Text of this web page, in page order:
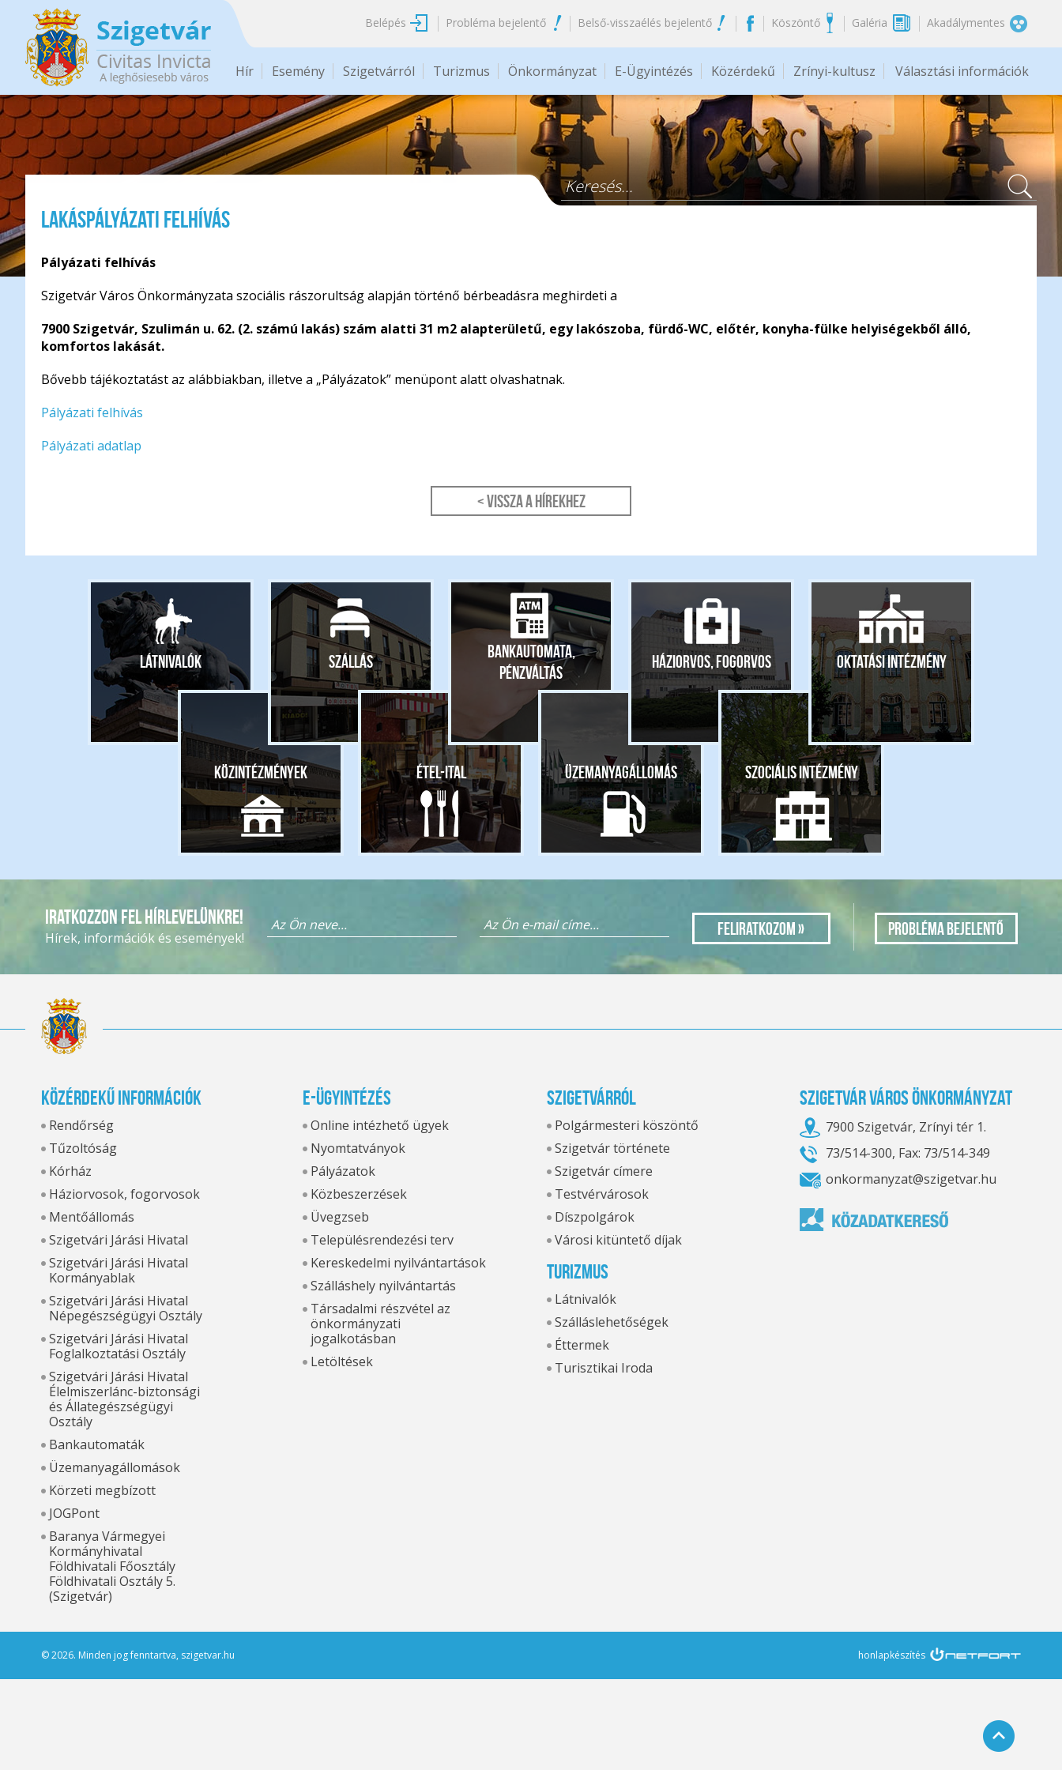
Ugrás a tartalomra
Belépés Probléma bejelentő Belső-visszaélés bejelentő Köszöntő Galéria Akadálymentes
Hír Esemény Szigetvárról Turizmus Önkormányzat E-Ügyintézés Közérdekű Zrínyi-kultusz Választási információk
Keresés űrlap
Lakáspályázati felhívás
Pályázati felhívás
Szigetvár Város Önkormányzata szociális rászorultság alapján történő bérbeadásra meghirdeti a
7900 Szigetvár, Szulimán u. 62. (2. számú lakás) szám alatti 31 m2 alapterületű, egy lakószoba, fürdő-WC, előtér, konyha-fülke helyiségekből álló,
komfortos lakását.
Bővebb tájékoztatást az alábbiakban, illetve a „Pályázatok” menüpont alatt olvashatnak.
Pályázati felhívás
Pályázati adatlap
< Vissza a hírekhez
Látnivalók
Közintézmények
Szállás
Étel-ital
Bankautomata,
pénzváltás
Üzemanyagállomás
Háziorvos, fogorvos
Szociális intézmény
Oktatási intézmény
Iratkozzon fel hírlevelünkre!
Hírek, információk és események! Probléma bejelentő
Közérdekű információk
Rendőrség
Tűzoltóság
Kórház
Háziorvosok, fogorvosok
Mentőállomás
Szigetvári Járási Hivatal
Szigetvári Járási Hivatal
Kormányablak
Szigetvári Járási Hivatal
Népegészségügyi Osztály
Szigetvári Járási Hivatal
Foglalkoztatási Osztály
Szigetvári Járási Hivatal
Élelmiszerlánc-biztonsági
és Állategészségügyi
Osztály
Bankautomaták
Üzemanyagállomások
Körzeti megbízott
JOGPont
Baranya Vármegyei
Kormányhivatal
Földhivatali Főosztály
Földhivatali Osztály 5.
(Szigetvár)
E-ügyintézés
Online intézhető ügyek
Nyomtatványok
Pályázatok
Közbeszerzések
Üvegzseb
Településrendezési terv
Kereskedelmi nyilvántartások
Szálláshely nyilvántartás
Társadalmi részvétel az
önkormányzati
jogalkotásban
Letöltések
Szigetvárról
Polgármesteri köszöntő
Szigetvár története
Szigetvár címere
Testvérvárosok
Díszpolgárok
Városi kitüntető díjak
Turizmus
Látnivalók
Szálláslehetőségek
Éttermek
Turisztikai Iroda
Szigetvár Város Önkormányzat
7900 Szigetvár, Zrínyi tér 1.
73/514-300, Fax: 73/514-349
onkormanyzat@szigetvar.hu
© 2026. Minden jog fenntartva, szigetvar.hu honlapkészítés